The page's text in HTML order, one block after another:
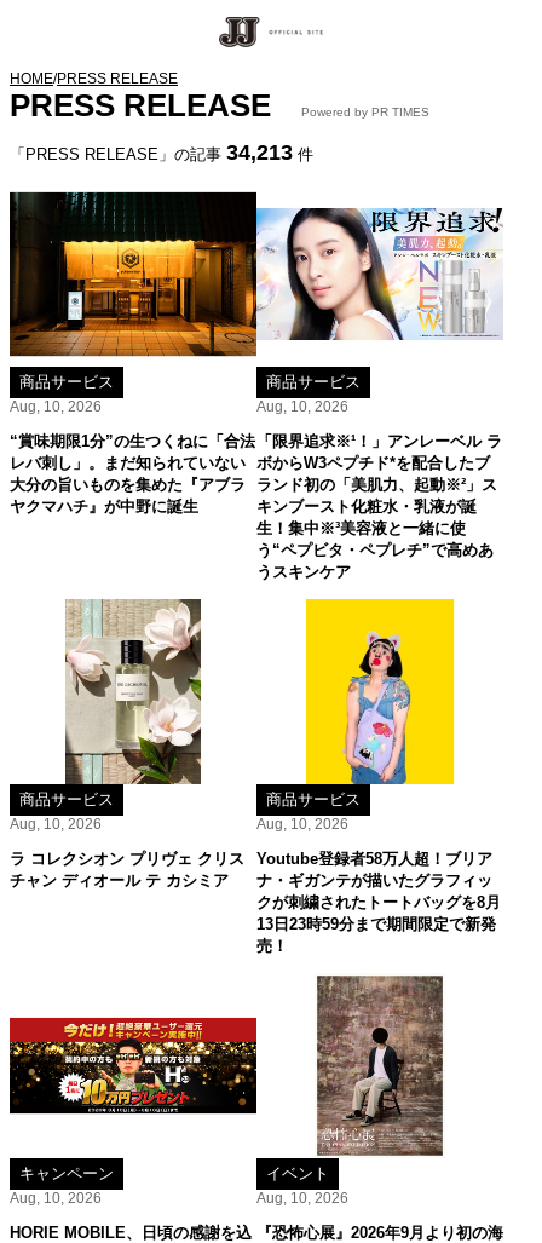
HOME/PRESS RELEASE
PRESS RELEASE Powered by PR TIMES
「PRESS RELEASE」の記事 34,213 件
商品サービス
Aug, 10, 2026
“賞味期限1分”の生つくねに「合法
レバ刺し」。まだ知られていない
大分の旨いものを集めた『アブラ
ヤクマハチ』が中野に誕生
商品サービス
Aug, 10, 2026
「限界追求※¹！」アンレーベル ラ
ボからW3ペプチド*を配合したブ
ランド初の「美肌力、起動※²」ス
キンブースト化粧水・乳液が誕
生！集中※³美容液と一緒に使
う“ペプビタ・ペプレチ”で高めあ
うスキンケア
商品サービス
Aug, 10, 2026
ラ コレクシオン プリヴェ クリス
チャン ディオール テ カシミア
商品サービス
Aug, 10, 2026
Youtube登録者58万人超！ブリア
ナ・ギガンテが描いたグラフィッ
クが刺繍されたトートバッグを8月
13日23時59分まで期間限定で新発
売！
キャンペーン
Aug, 10, 2026
HORIE MOBILE、日頃の感謝を込
イベント
Aug, 10, 2026
『恐怖心展』2026年9月より初の海